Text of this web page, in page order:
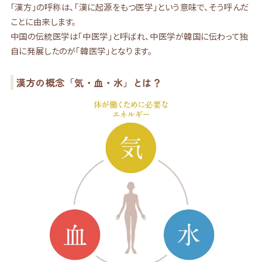
「漢方」の呼称は、「漢に起源をもつ医学」という意味で、そう呼んだ
ことに由来します。
中国の伝統医学は「中医学」と呼ばれ、中医学が韓国に伝わって独
自に発展したのが「韓医学」となります。
漢方の概念「気・血・水」とは？